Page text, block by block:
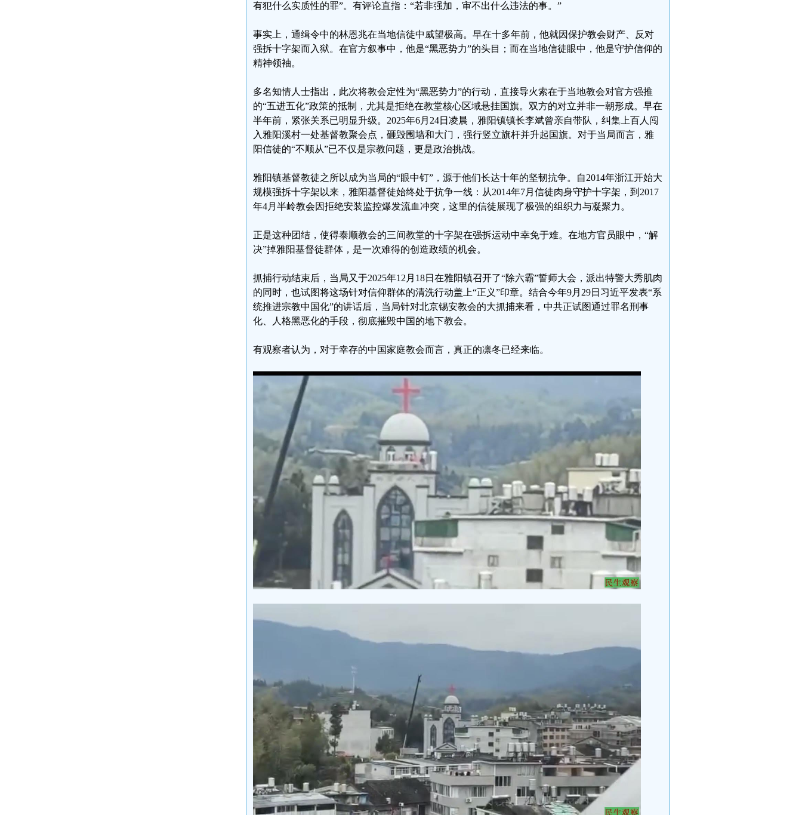
有犯什么实质性的罪”。有评论直指：“若非强加，审不出什么违法的事。”
事实上，通缉令中的林恩兆在当地信徒中威望极高。早在十多年前，他就因保护教会财产、反对
强拆十字架而入狱。在官方叙事中，他是“黑恶势力”的头目；而在当地信徒眼中，他是守护信仰的
精神领袖。
多名知情人士指出，此次将教会定性为“黑恶势力”的行动，直接导火索在于当地教会对官方强推
的“五进五化”政策的抵制，尤其是拒绝在教堂核心区域悬挂国旗。双方的对立并非一朝形成。早在
半年前，紧张关系已明显升级。2025年6月24日凌晨，雅阳镇镇长李斌曾亲自带队，纠集上百人闯
入雅阳溪村一处基督教聚会点，砸毁围墙和大门，强行竖立旗杆并升起国旗。对于当局而言，雅
阳信徒的“不顺从”已不仅是宗教问题，更是政治挑战。
雅阳镇基督教徒之所以成为当局的“眼中钉”，源于他们长达十年的坚韧抗争。自2014年浙江开始大
规模强拆十字架以来，雅阳基督徒始终处于抗争一线：从2014年7月信徒肉身守护十字架，到2017
年4月半岭教会因拒绝安装监控爆发流血冲突，这里的信徒展现了极强的组织力与凝聚力。
正是这种团结，使得泰顺教会的三间教堂的十字架在强拆运动中幸免于难。在地方官员眼中，“解
决”掉雅阳基督徒群体，是一次难得的创造政绩的机会。
抓捕行动结束后，当局又于2025年12月18日在雅阳镇召开了“除六霸”誓师大会，派出特警大秀肌肉
的同时，也试图将这场针对信仰群体的清洗行动盖上“正义”印章。结合今年9月29日习近平发表“系
统推进宗教中国化”的讲话后，当局针对北京锡安教会的大抓捕来看，中共正试图通过罪名刑事
化、人格黑恶化的手段，彻底摧毁中国的地下教会。
有观察者认为，对于幸存的中国家庭教会而言，真正的凛冬已经来临。